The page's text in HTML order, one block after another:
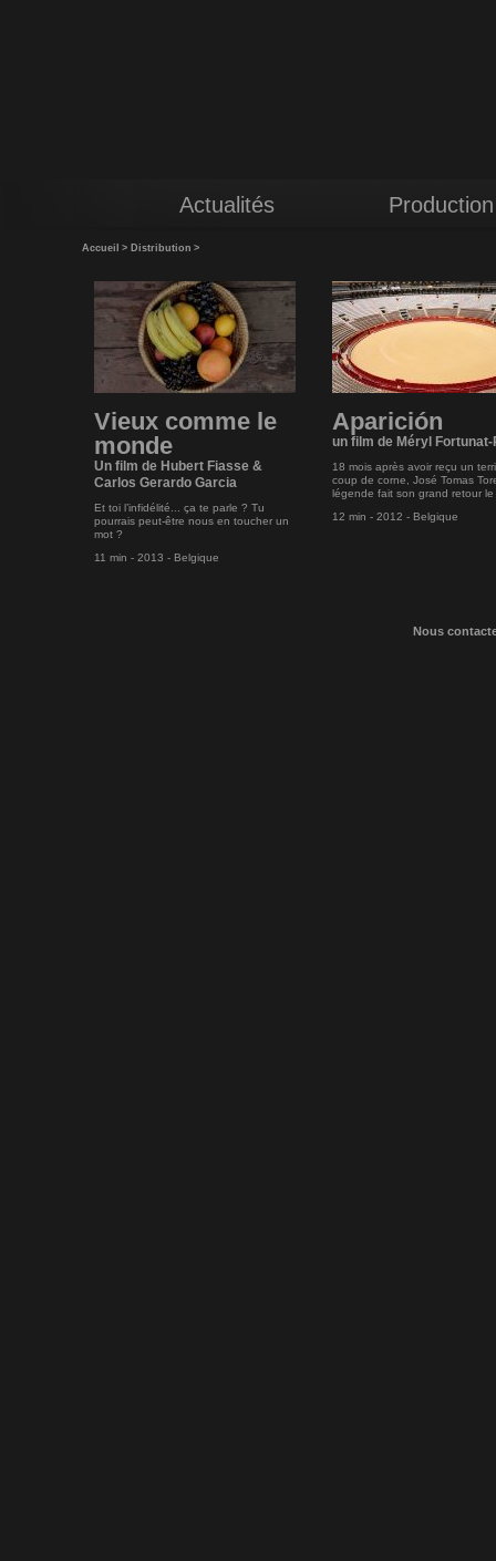
Actualités Production
Accueil > Distribution >
Vieux comme le
monde
Un film de Hubert Fiasse &
Carlos Gerardo Garcia
Et toi l’infidélité... ça te parle ? Tu
pourrais peut-être nous en toucher un
mot ?
11 min - 2013 - Belgique
Aparición
un film de Méryl
18 mois après avoir reçu un
coup de corne, José Tomas
légende fait son grand retour le
12 min - 2012 - Belgique
Nous